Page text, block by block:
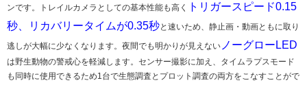
ンです。トレイルカメラとしての基本性能も高く
トリガースピード0.15
秒、リカバリータイムが0.35秒と速いため、静止画・動画ともに取り
逃しが大幅に少なくなります。夜間でも明かりが見えない ノーグローLED
は野生動物の警戒心を軽減します。センサー撮影に加え、タイムラプスモード
も同時に使用できるため1台で生態調査とプロット調査の両方をこなすことがで